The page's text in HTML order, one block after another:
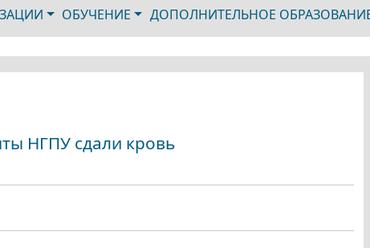
ОБУЧЕНИЕ ДОПОЛНИТЕЛЬНОЕ
НГПУ сдали кровь